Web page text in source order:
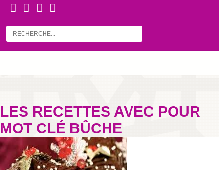
LES RECETTES AVEC POUR
MOT CLÉ BÛCHE